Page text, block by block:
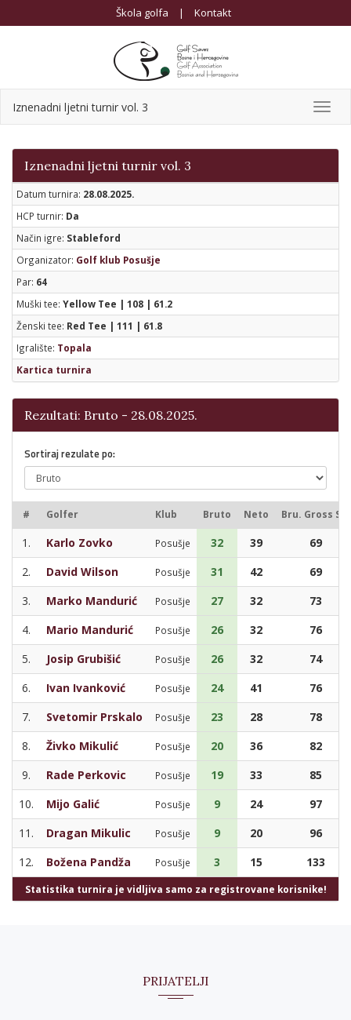
Škola golfa | Kontakt
Iznenadni ljetni turnir vol. 3
Iznenadni ljetni turnir vol. 3
Datum turnira: 28.08.2025.
HCP turnir: Da
Način igre: Stableford
Organizator: Golf klub Posušje
Par: 64
Muški tee: Yellow Tee | 108 | 61.2
Ženski tee: Red Tee | 111 | 61.8
Igralište: Topala
Kartica turnira
Rezultati: Bruto - 28.08.2025.
Sortiraj rezulate po:
# Golfer Klub Bruto Neto Bru. Gross Sc.
1. Karlo Zovko Posušje 32 39
69
2.
David Wilson Posušje 31 42
69
3.
Marko Mandurić Posušje 27 32
73
4.
Mario Mandurić Posušje 26 32
76
5.
Josip Grubišić Posušje 26 32
74
6.
Ivan Ivanković Posušje 24 41
76
7.
Svetomir Prskalo Posušje 23 28
78
8.
Živko Mikulić Posušje 20 36
82
9.
Rade Perkovic Posušje 19 33
85
10.
Mijo Galić Posušje 9 24
97
11.
Dragan Mikulic Posušje 9 20
96
12.
Božena Pandža Posušje 3 15 133
Statistika turnira je vidljiva samo za registrovane korisnike!
PRIJATELJI